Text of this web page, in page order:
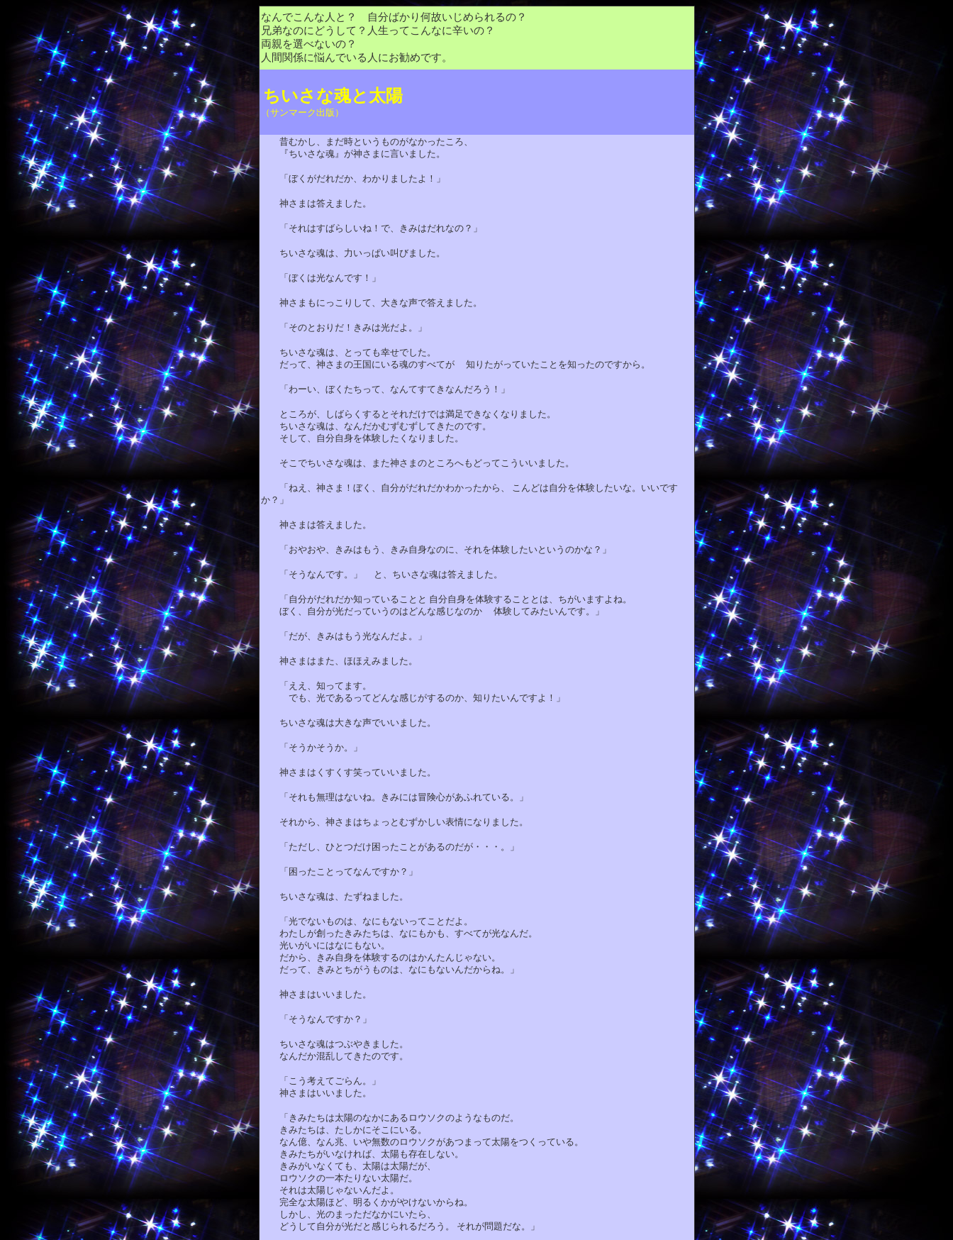
なんでこんな人と？ 自分ばかり何故いじめられるの？
兄弟なのにどうして？人生ってこんなに辛いの？
両親を選べないの？
人間関係に悩んでいる人にお勧めです。
ちいさな魂と太陽
（サンマーク出版）
昔むかし、まだ時というものがなかったころ、
『ちいさな魂』が神さまに言いました。
「ぼくがだれだか、わかりましたよ！」
神さまは答えました。
「それはすばらしいね！で、きみはだれなの？」
ちいさな魂は、力いっぱい叫びました。
「ぼくは光なんです！」
神さまもにっこりして、大きな声で答えました。
「そのとおりだ！きみは光だよ。」
ちいさな魂は、とっても幸せでした。
だって、神さまの王国にいる魂のすべてが 知りたがっていたことを知ったのですから。
「わーい、ぼくたちって、なんてすてきなんだろう！」
ところが、しばらくするとそれだけでは満足できなくなりました。
ちいさな魂は、なんだかむずむずしてきたのです。
そして、自分自身を体験したくなりました。
そこでちいさな魂は、また神さまのところへもどってこういいました。
「ねえ、神さま！ぼく、自分がだれだかわかったから、 こんどは自分を体験したいな。いいです
か？」
神さまは答えました。
「おやおや、きみはもう、きみ自身なのに、それを体験したいというのかな？」
「そうなんです。」 と、ちいさな魂は答えました。
「自分がだれだか知っていることと 自分自身を体験することとは、ちがいますよね。
ぼく、自分が光だっていうのはどんな感じなのか 体験してみたいんです。」
「だが、きみはもう光なんだよ。」
神さまはまた、ほほえみました。
「ええ、知ってます。
でも、光であるってどんな感じがするのか、知りたいんですよ！」
ちいさな魂は大きな声でいいました。
「そうかそうか。」
神さまはくすくす笑っていいました。
「それも無理はないね。きみには冒険心があふれている。」
それから、神さまはちょっとむずかしい表情になりました。
「ただし、ひとつだけ困ったことがあるのだが・・・。」
「困ったことってなんですか？」
ちいさな魂は、たずねました。
「光でないものは、なにもないってことだよ。
わたしが創ったきみたちは、なにもかも、すべてが光なんだ。
光いがいにはなにもない。
だから、きみ自身を体験するのはかんたんじゃない。
だって、きみとちがうものは、なにもないんだからね。」
神さまはいいました。
「そうなんですか？」
ちいさな魂はつぶやきました。
なんだか混乱してきたのです。
「こう考えてごらん。」
神さまはいいました。
「きみたちは太陽のなかにあるロウソクのようなものだ。
きみたちは、たしかにそこにいる。
なん億、なん兆、いや無数のロウソクがあつまって太陽をつくっている。
きみたちがいなければ、太陽も存在しない。
きみがいなくても、太陽は太陽だが、
ロウソクの一本たりない太陽だ。
それは太陽じゃないんだよ。
完全な太陽ほど、明るくかがやけないからね。
しかし、光のまっただなかにいたら、
どうして自分が光だと感じられるだろう。 それが問題だな。」